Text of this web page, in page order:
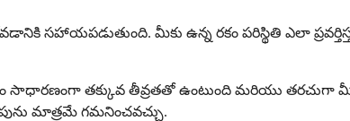
సహాయపడుతుంది. మీకు ఉన్న రకం పరిస్థితి ఎలా
సాధారణంగా తక్కువ తీవ్రతతో ఉంటుంది మరియు తరచుగా
మాత్రమే గమనించవచ్చు.